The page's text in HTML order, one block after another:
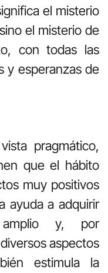
el misterio
el misterio de
con todas las
y esperanzas de
pragmático,
que el hábito
muy positivos
ayuda a adquirir
y, por
aspectos
estimula la